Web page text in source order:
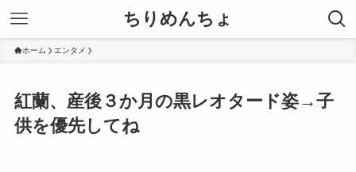
ちりめんちょ
ホーム エンタメ
紅蘭、産後３か月の黒レオタード姿→子
供を優先してね